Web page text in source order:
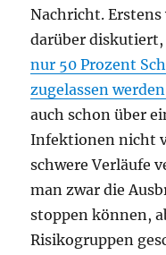
Nachricht.
darüber
nur 50 Prozent
zugelassen
auch schon über
Infektionen nicht
schwere Verläufe
man zwar die
stoppen können,
Risikogruppen